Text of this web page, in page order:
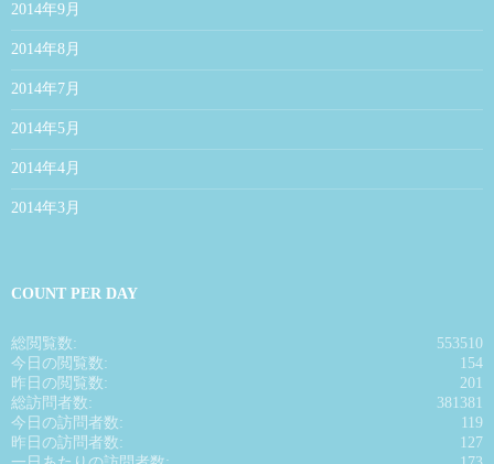
2014年9月
2014年8月
2014年7月
2014年5月
2014年4月
2014年3月
COUNT PER DAY
553510
総閲覧数:
154
今日の閲覧数:
201
昨日の閲覧数:
381381
総訪問者数:
119
今日の訪問者数:
127
昨日の訪問者数: